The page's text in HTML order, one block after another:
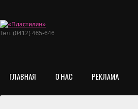
Тел: (0412) 465-646
ГЛАВНАЯ О НАС РЕКЛАМА